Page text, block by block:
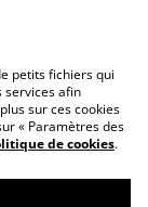
cookies
petits fichiers qui
services afin
sur ces cookies
« Paramètres des
de cookies.